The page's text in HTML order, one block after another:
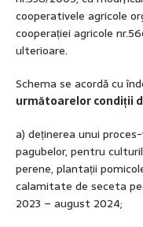
cooperativele agricole
cooperației agricole
ulterioare.
Schema se acordă cu
următoarelor condiții
a) deținerea unui
pagubelor, pentru
perene, plantații
calamitate de seceta
2023 – august 2024;